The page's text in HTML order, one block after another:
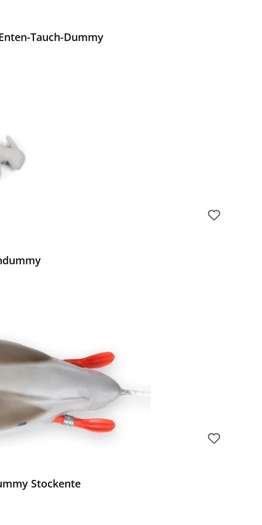
Tauch-Dummy
Stockente